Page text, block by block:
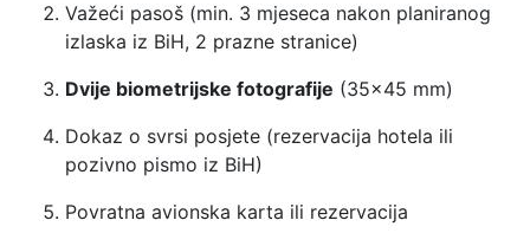
Važeći pasoš (min. 3 mjeseca nakon planiranog
izlaska iz BiH, 2 prazne stranice)
Dvije biometrijske fotografije (35×45 mm)
Dokaz o svrsi posjete (rezervacija hotela ili
pozivno pismo iz BiH)
Povratna avionska karta ili rezervacija